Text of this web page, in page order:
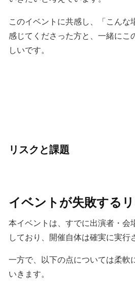
このイベントに共感し、「こんな
感じてくださった方と、一緒にこ
しいです。
リスクと課題
イベントが失敗する
本イベントは、すでに出演者・会
しており、開催自体は確実に実行
一方で、以下の点については柔軟
いきます。